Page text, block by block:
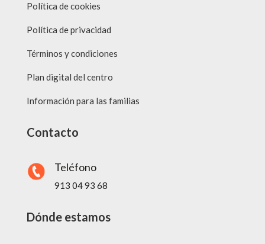
Política de cookies
Política de privacidad
Términos y condiciones
Plan digital del centro
Información para las familias
Contacto
Teléfono
913 04 93 68
Dónde estamos